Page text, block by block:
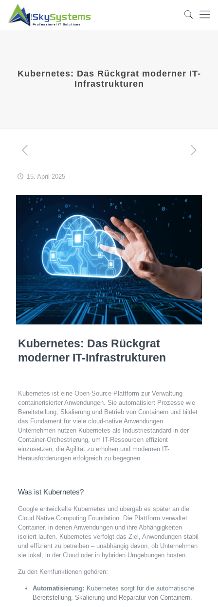
Kubernetes: Das Rückgrat moderner IT-
Infrastrukturen
15. April 2025
Kubernetes: Das Rückgrat
moderner IT-Infrastrukturen
Kubernetes ist eine Open-Source-Plattform zur Verwaltung
containerisierter Anwendungen. Sie automatisiert Prozesse wie
Bereitstellung, Skalierung und Betrieb von Containern und bildet
das Fundament für viele cloud-native Anwendungen.
Unternehmen nutzen Kubernetes als Industriestandard in der
Container-Orchestrierung, um IT-Ressourcen effizient
einzusetzen, die Agilität zu erhöhen und modernen IT-
Herausforderungen erfolgreich zu begegnen.
Was ist Kubernetes?
Google entwickelte Kubernetes und übergab es später an die
Cloud Native Computing Foundation. Die Plattform verwaltet
Container, in denen Anwendungen und ihre Abhängigkeiten
isoliert laufen. Kubernetes verfolgt das Ziel, Anwendungen stabil
und effizient zu betreiben – unabhängig davon, ob Unternehmen
sie lokal, in der Cloud oder in hybriden Umgebungen hosten.
Zu den Kernfunktionen gehören:
Automatisierung: Kubernetes sorgt für die automatische
Bereitstellung, Skalierung und Reparatur von Containern.